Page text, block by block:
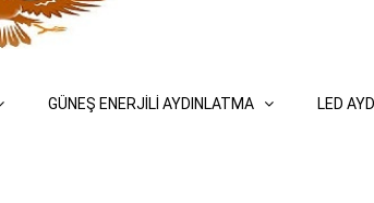
GÜNEŞ ENERJİLİ AYDINLATMA LED